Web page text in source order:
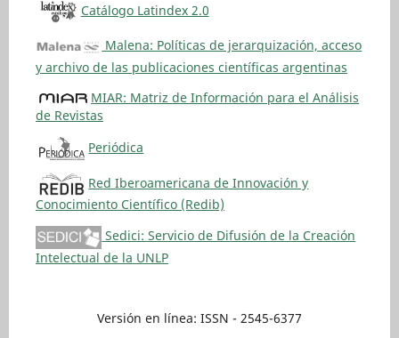
Catálogo Latindex 2.0
Malena: Políticas de jerarquización, acceso
y archivo de las publicaciones científicas argentinas
MIAR: Matriz de Información para el Análisis
de Revistas
Periódica
Red Iberoamericana de Innovación y
Conocimiento Científico (Redib)
Sedici: Servicio de Difusión de la Creación
Intelectual de la UNLP
Versión en línea: ISSN - 2545-6377